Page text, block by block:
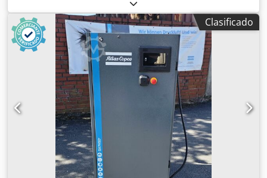
tuberías y cableado completo interno, compresión de una
sola etapa con inyección de aceite, refrigerado por aire y
amortiguado acústicamente. Presión final: 13,00 bar
Potencia del motor: 7,50 kW Cantidad de entrega: 1,26
Clasificado